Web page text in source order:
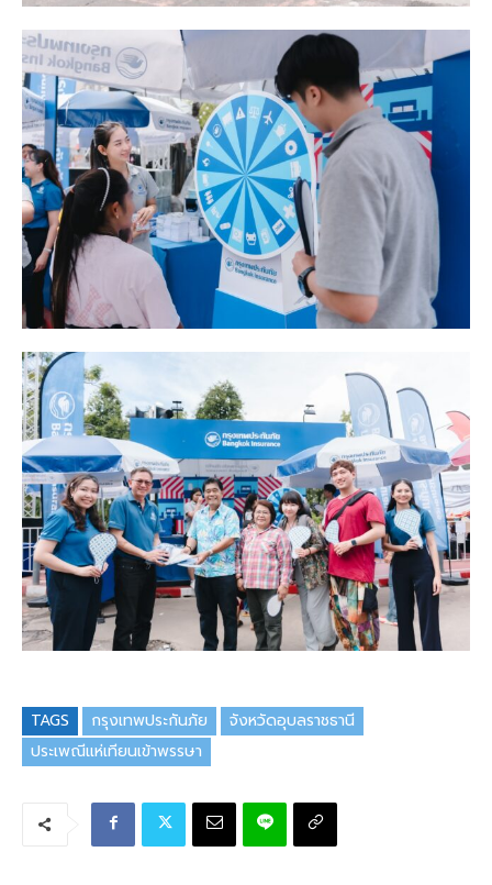
TAGS กรุงเทพประกันภัย
จังหวัดอุบลราชธานี
ประเพณีแห่เทียนเข้าพรรษา